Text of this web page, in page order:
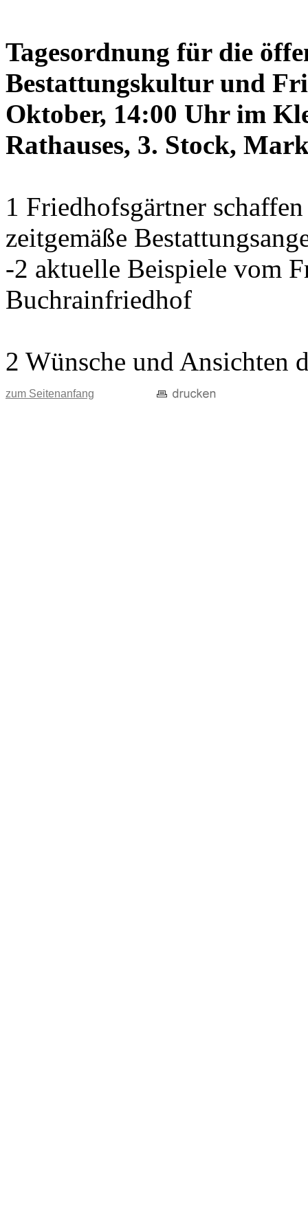
Tagesordnung für die
Bestattungskultur und
Oktober, 14:00 Uhr im
Rathauses, 3. Stock,
1 Friedhofsgärtner
zeitgemäße
-2 aktuelle Beispiele vom
Buchrainfriedhof
2 Wünsche und Ansichten
zum Seitenanfang